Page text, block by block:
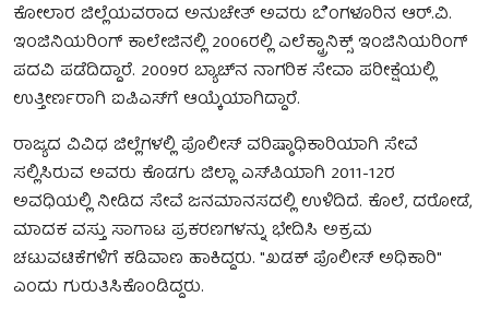
ಕೋಲಾರ ಜಿಲ್ಲೆಯವರಾದ ಅನುಚೇತ್ ಅವರು ಬೆಂಗಳೂರಿನ ಆರ್.ವಿ.
ಇಂಜಿನಿಯರಿಂಗ್ ಕಾಲೇಜಿನಲ್ಲಿ 2006ರಲ್ಲಿ ಎಲೆಕ್ಟ್ರಾನಿಕ್ಸ್ ಇಂಜಿನಿಯರಿಂಗ್
ಪದವಿ ಪಡೆದಿದ್ದಾರೆ. 2009ರ ಬ್ಯಾಚ್‌ನ ನಾಗರಿಕ ಸೇವಾ ಪರೀಕ್ಷೆಯಲ್ಲಿ
ಉತ್ತೀರ್ಣರಾಗಿ ಐಪಿಎಸ್‌ಗೆ ಆಯ್ಕೆಯಾಗಿದ್ದಾರೆ.
ರಾಜ್ಯದ ವಿವಿಧ ಜಿಲ್ಲೆಗಳಲ್ಲಿ ಪೊಲೀಸ್ ವರಿಷ್ಠಾಧಿಕಾರಿಯಾಗಿ ಸೇವೆ
ಸಲ್ಲಿಸಿರುವ ಅವರು ಕೊಡಗು ಜಿಲ್ಲಾ ಎಸ್‌ಪಿಯಾಗಿ 2011-12ರ
ಅವಧಿಯಲ್ಲಿ ನೀಡಿದ ಸೇವೆ ಜನಮಾನಸದಲ್ಲಿ ಉಳಿದಿದೆ. ಕೊಲೆ, ದರೋಡೆ,
ಮಾದಕ ವಸ್ತು ಸಾಗಾಟ ಪ್ರಕರಣಗಳನ್ನು ಭೇದಿಸಿ ಅಕ್ರಮ
ಚಟುವಟಿಕೆಗಳಿಗೆ ಕಡಿವಾಣ ಹಾಕಿದ್ದರು. "ಖಡಕ್ ಪೊಲೀಸ್ ಅಧಿಕಾರಿ"
ಎಂದು ಗುರುತಿಸಿಕೊಂಡಿದ್ದರು.